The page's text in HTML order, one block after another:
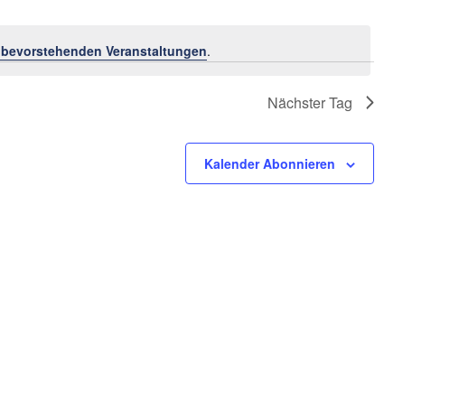
Veranstaltungen.
Nächster Tag
Kalender Abonnieren